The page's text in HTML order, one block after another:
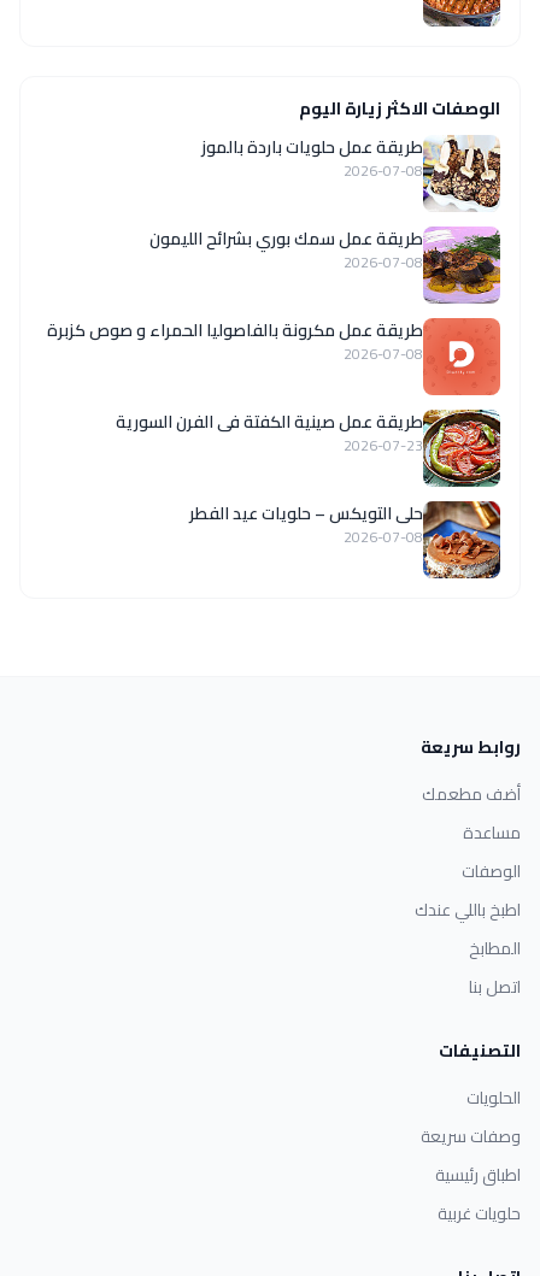
الوصفات الاكثر زيارة اليوم
طريقة عمل حلويات باردة بالموز
2026-07-08
طريقة عمل سمك بوري بشرائح الليمون
2026-07-08
طريقة عمل مكرونة بالفاصوليا الحمراء و صوص كزبرة
2026-07-08
طريقة عمل صينية الكفتة فى الفرن السورية
2026-07-23
حلى التويكس – حلويات عيد الفطر
2026-07-08
روابط سريعة
أضف مطعمك
مساعدة
الوصفات
اطبخ باللي عندك
المطابخ
اتصل بنا
التصنيفات
الحلويات
وصفات سريعة
اطباق رئيسية
حلويات غربية